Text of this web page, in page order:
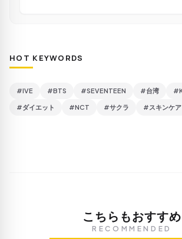
HOT KEYWORDS
#IVE #BTS #SEVENTEEN #台湾
#ダイエット #NCT #サクラ #スキンケア
こちらもおすすめ
RECOMMENDED